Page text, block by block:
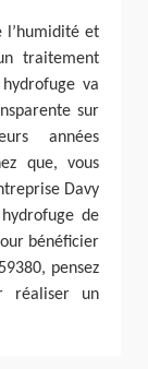
l’humidité et
traitement
va
sur
années
que, vous
Davy
de
bénéficier
pensez
réaliser un